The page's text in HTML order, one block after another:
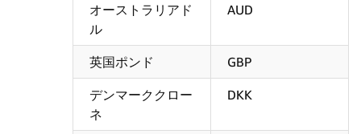
オーストラリアド
ル
AUD
英国ポンド GBP
デンマーククロー
ネ
DKK